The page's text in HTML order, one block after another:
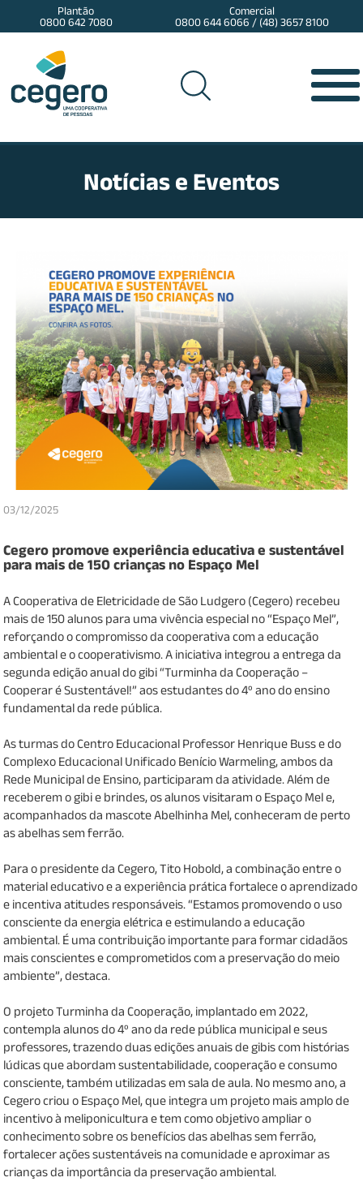
Plantão
0800 642 7080
Comercial
0800 644 6066 / (48) 3657 8100
Notícias e Eventos
03/12/2025
Cegero promove experiência educativa e sustentável
para mais de 150 crianças no Espaço Mel
A Cooperativa de Eletricidade de São Ludgero (Cegero) recebeu
mais de 150 alunos para uma vivência especial no “Espaço Mel”,
reforçando o compromisso da cooperativa com a educação
ambiental e o cooperativismo. A iniciativa integrou a entrega da
segunda edição anual do gibi “Turminha da Cooperação –
Cooperar é Sustentável!” aos estudantes do 4º ano do ensino
fundamental da rede pública.
As turmas do Centro Educacional Professor Henrique Buss e do
Complexo Educacional Unificado Benício Warmeling, ambos da
Rede Municipal de Ensino, participaram da atividade. Além de
receberem o gibi e brindes, os alunos visitaram o Espaço Mel e,
acompanhados da mascote Abelhinha Mel, conheceram de perto
as abelhas sem ferrão.
Para o presidente da Cegero, Tito Hobold, a combinação entre o
material educativo e a experiência prática fortalece o aprendizado
e incentiva atitudes responsáveis. “Estamos promovendo o uso
consciente da energia elétrica e estimulando a educação
ambiental. É uma contribuição importante para formar cidadãos
mais conscientes e comprometidos com a preservação do meio
ambiente”, destaca.
O projeto Turminha da Cooperação, implantado em 2022,
contempla alunos do 4º ano da rede pública municipal e seus
professores, trazendo duas edições anuais de gibis com histórias
lúdicas que abordam sustentabilidade, cooperação e consumo
consciente, também utilizadas em sala de aula. No mesmo ano, a
Cegero criou o Espaço Mel, que integra um projeto mais amplo de
incentivo à meliponicultura e tem como objetivo ampliar o
conhecimento sobre os benefícios das abelhas sem ferrão,
fortalecer ações sustentáveis na comunidade e aproximar as
crianças da importância da preservação ambiental.